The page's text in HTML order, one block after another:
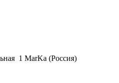
1 MarKa (Россия)